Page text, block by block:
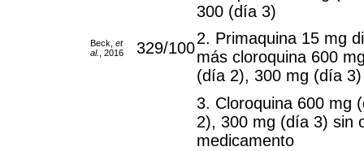
Beck, et
al.
, 2016 329/100
300 (día 3)
2. Primaquina 15 mg
más cloroquina 600
(día 2), 300 mg (día 3)
3. Cloroquina 600 mg
2), 300 mg (día 3) sin
medicamento